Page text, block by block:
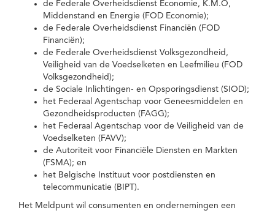
de Federale Overheidsdienst Economie, K.M.O,
Middenstand en Energie (FOD Economie);
de Federale Overheidsdienst Financiën (FOD
Financiën);
de Federale Overheidsdienst Volksgezondheid,
Veiligheid van de Voedselketen en Leefmilieu (FOD
Volksgezondheid);
de Sociale Inlichtingen- en Opsporingsdienst (SIOD);
het Federaal Agentschap voor Geneesmiddelen en
Gezondheidsproducten (FAGG);
het Federaal Agentschap voor de Veiligheid van de
Voedselketen (FAVV);
de Autoriteit voor Financiële Diensten en Markten
(FSMA); en
het Belgische Instituut voor postdiensten en
telecommunicatie (BIPT).
Het Meldpunt wil consumenten en ondernemingen een